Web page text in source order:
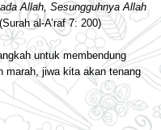
Allah, Sesungguhnya Allah
(Surah al-A’raf 7: 200)
untuk membendung
marah, jiwa kita akan tenang